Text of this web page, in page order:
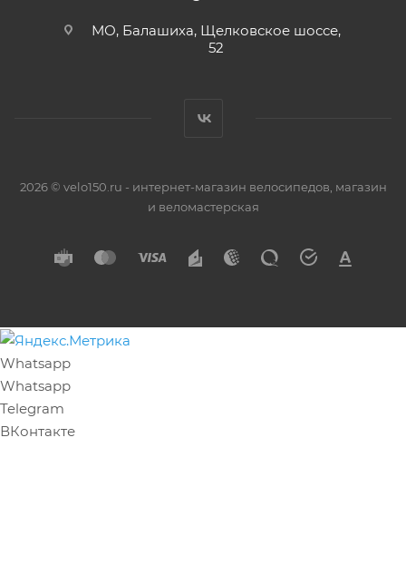
МО, Балашиха, Щелковское шоссе,
52
2026 © velo150.ru - интернет-магазин велосипедов, магазин
и веломастерская
Whatsapp
Whatsapp
Telegram
ВКонтакте